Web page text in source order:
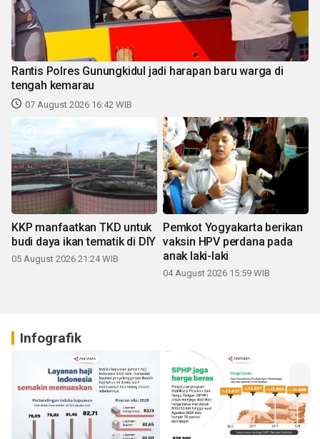
Rantis Polres Gunungkidul jadi harapan baru warga di
tengah kemarau
07 August 2026 16:42 WIB
KKP manfaatkan TKD untuk
budi daya ikan tematik di DIY
05 August 2026 21:24 WIB
Pemkot Yogyakarta berikan
vaksin HPV perdana pada
anak laki-laki
04 August 2026 15:59 WIB
Infografik